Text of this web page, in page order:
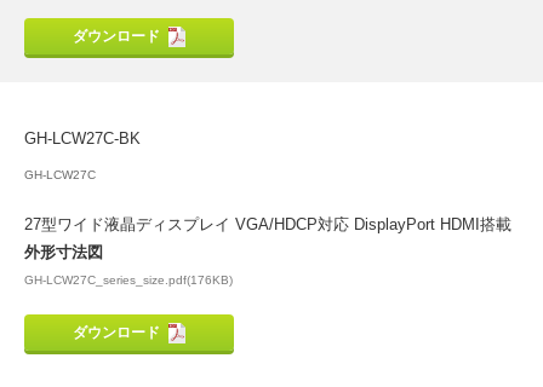
ダウンロード
GH-LCW27C-BK
GH-LCW27C
27型ワイド液晶ディスプレイ VGA/HDCP対応 DisplayPort HDMI搭載
外形寸法図
GH-LCW27C_series_size.pdf(176KB)
ダウンロード